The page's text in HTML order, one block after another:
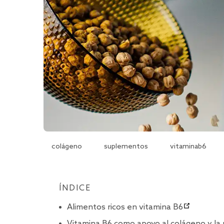
colágeno suplementos vitaminab6
ÍNDICE
Alimentos ricos en vitamina B6